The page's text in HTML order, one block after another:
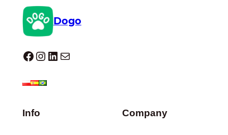
Dogo
Dogo facebook InstagramLinkedIn E-Mail
Info Company